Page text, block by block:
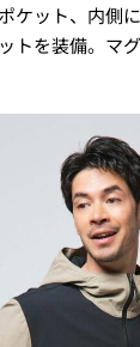
ケット、内側
トを装備。マ